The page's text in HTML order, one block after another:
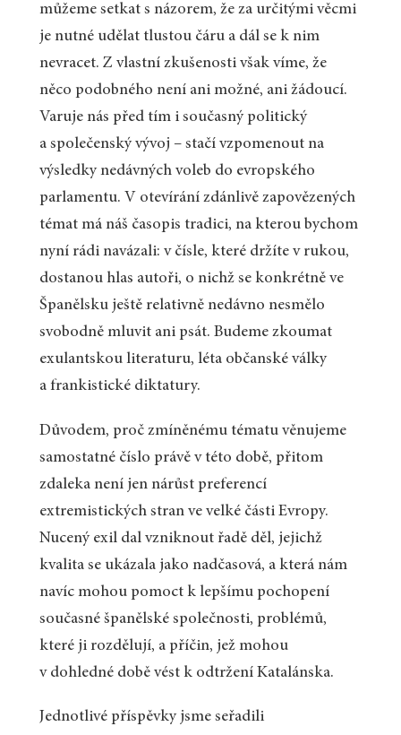
můžeme setkat s názorem, že za určitými věcmi
je nutné udělat tlustou čáru a dál se k nim
nevracet. Z vlastní zkušenosti však víme, že
něco podobného není ani možné, ani žádoucí.
Varuje nás před tím i současný politický
a společenský vývoj – stačí vzpomenout na
výsledky nedávných voleb do evropského
parlamentu. V otevírání zdánlivě zapovězených
témat má náš časopis tradici, na kterou bychom
nyní rádi navázali: v čísle, které držíte v rukou,
dostanou hlas autoři, o nichž se konkrétně ve
Španělsku ještě relativně nedávno nesmělo
svobodně mluvit ani psát. Budeme zkoumat
exulantskou literaturu, léta občanské války
a frankistické diktatury.
Důvodem, proč zmíněnému tématu věnujeme
samostatné číslo právě v této době, přitom
zdaleka není jen nárůst preferencí
extremistických stran ve velké části Evropy.
Nucený exil dal vzniknout řadě děl, jejichž
kvalita se ukázala jako nadčasová, a která nám
navíc mohou pomoct k lepšímu pochopení
současné španělské společnosti, problémů,
které ji rozdělují, a příčin, jež mohou
v dohledné době vést k odtržení Katalánska.
Jednotlivé příspěvky jsme seřadili